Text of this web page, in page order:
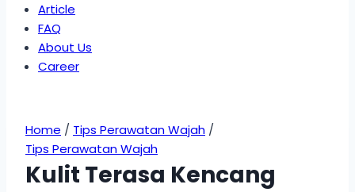
Article
FAQ
About Us
Career
Home / Tips Perawatan Wajah /
Tips Perawatan Wajah
Kulit Terasa Kencang